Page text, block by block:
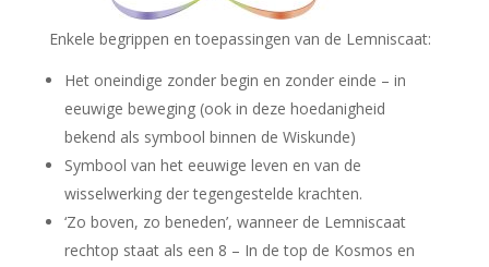
Enkele begrippen en toepassingen van de Lemniscaat:
Het oneindige zonder begin en zonder einde – in
eeuwige beweging (ook in deze hoedanigheid
bekend als symbool binnen de Wiskunde)
Symbool van het eeuwige leven en van de
wisselwerking der tegengestelde krachten.
‘Zo boven, zo beneden’, wanneer de Lemniscaat
rechtop staat als een 8 – In de top de Kosmos en